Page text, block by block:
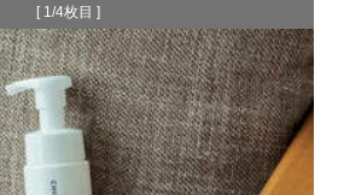
[ 1/4枚目 ]